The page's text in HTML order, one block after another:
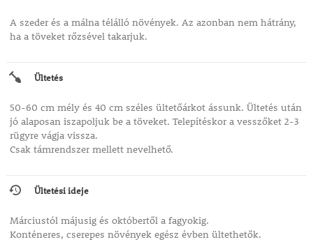
A szeder és a málna télálló növények. Az azonban nem hátrány,
ha a töveket rőzsével takarjuk.
Ültetés
50-60 cm mély és 40 cm széles ültetőárkot ássunk. Ültetés után
jó alaposan iszapoljuk be a töveket. Telepítéskor a vesszőket 2-3
rügyre vágja vissza.
Csak támrendszer mellett nevelhető.
Ültetési ideje
Márciustól májusig és októbertől a fagyokig.
Konténeres, cserepes növények egész évben ültethetők.